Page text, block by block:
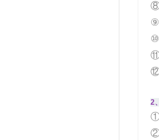
⑧
⑨
⑪
⑫
2
②